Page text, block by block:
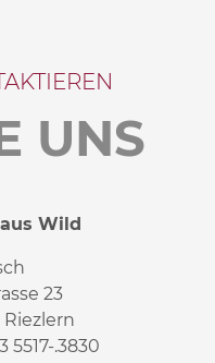
UNS
Wild
23
Riezlern
5517-.3830